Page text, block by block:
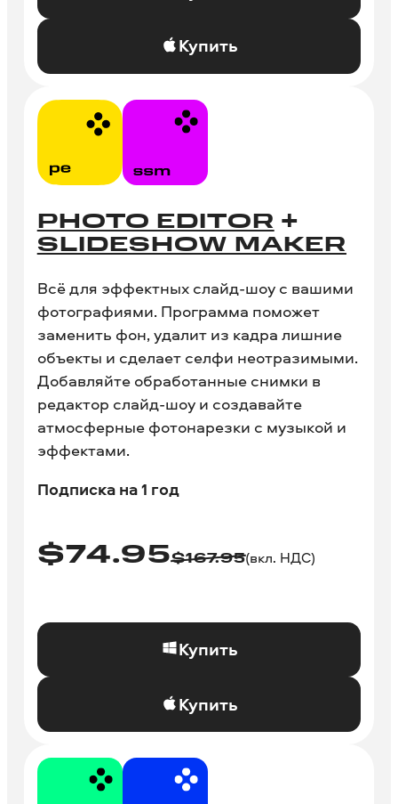
Купить
PHOTO EDITOR +
SLIDESHOW MAKER
Всё для эффектных слайд-шоу с вашими
фотографиями. Программа поможет
заменить фон, удалит из кадра лишние
объекты и сделает селфи неотразимыми.
Добавляйте обработанные снимки в
редактор слайд-шоу и создавайте
атмосферные фотонарезки с музыкой и
эффектами.
Подписка на 1 год
$74.95$167.95(вкл. НДС)
Купить
Купить